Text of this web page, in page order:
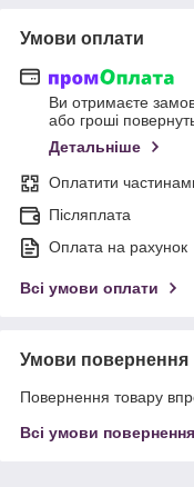
Умови оплати
Ви отримаєте
або гроші
Детальніше
Оплатити
Післяплата
Оплата на рахунок
Всі умови оплати
Умови повернення
Повернення товару
Всі умови повернення